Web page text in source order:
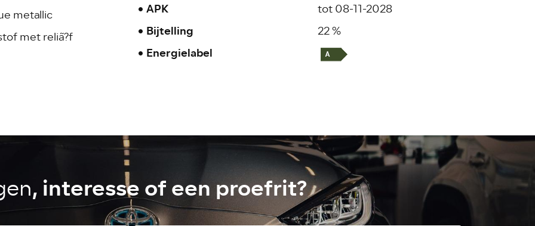
metallic
met reliã?f
APK
tot 08-11-2028
Bijtelling
22 %
Energielabel
, interesse of een proefrit?